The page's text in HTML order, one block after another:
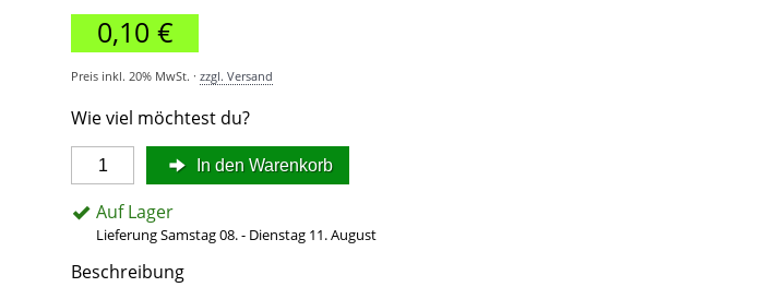
0,10 €
Preis inkl. 20% MwSt. · zzgl. Versand
Wie viel möchtest du?
In den Warenkorb
Auf Lager
Lieferung Samstag 08. - Dienstag 11. August
Beschreibung